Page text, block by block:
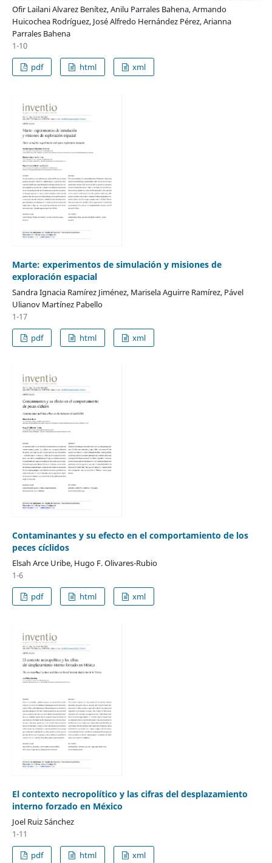
Ofir Lailani Alvarez Benítez, Anilu Parrales Bahena, Armando
Huicochea Rodríguez, José Alfredo Hernández Pérez, Arianna
Parrales Bahena
1-10
pdf
html xml
Marte: experimentos de simulación y misiones de
exploración espacial
Sandra Ignacia Ramírez Jiménez, Marisela Aguirre Ramírez, Pável
Ulianov Martínez Pabello
1-17
pdf
html xml
Contaminantes y su efecto en el comportamiento de los
peces cíclidos
Elsah Arce Uribe, Hugo F. Olivares-Rubio
1-6
pdf
html xml
El contexto necropolítico y las cifras del desplazamiento
interno forzado en México
Joel Ruiz Sánchez
1-11
pdf
html xml